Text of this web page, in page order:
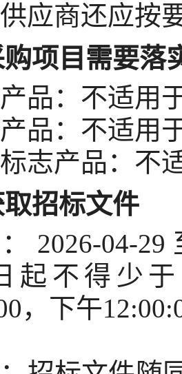
应商还应按
项目需要落
品： 不适用
品： 不适用
志产品： 不
取招标文件
2026-04-29
起不得少
，下午